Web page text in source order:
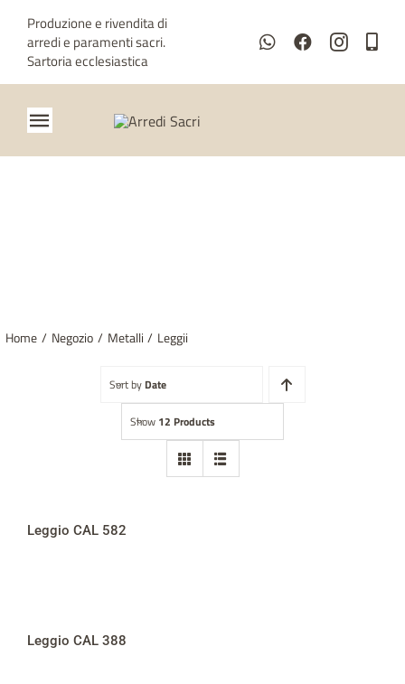
contenuto
Produzione e rivendita di
arredi e paramenti sacri.
Sartoria ecclesiastica
Toggle
Navigation
Sartoria ecclesiastica
Arredo chiese
Home Negozio Metalli Leggii
Sort by Date
Show 12 Products
Leggio CAL 582
Leggio CAL 388